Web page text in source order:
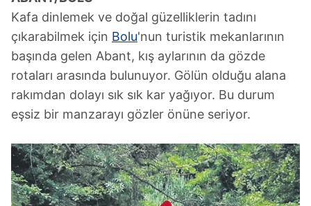
Kafa dinlemek ve doğal güzelliklerin tadını
çıkarabilmek için Bolu'nun turistik mekanlarının
başında gelen Abant, kış aylarının da gözde
rotaları arasında bulunuyor. Gölün olduğu alana
rakımdan dolayı sık sık kar yağıyor. Bu durum
eşsiz bir manzarayı gözler önüne seriyor.